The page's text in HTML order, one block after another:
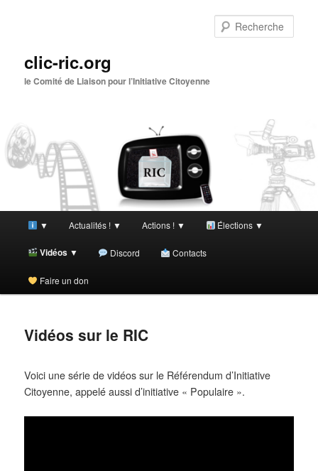
clic-ric.org
le Comité de Liaison pour l’Initiative Citoyenne
principal
▼ Actualités ! ▼ Actions ! ▼ Élections ▼
Vidéos ▼ Discord Contacts
Faire un don
Vidéos sur le RIC
Voici une série de vidéos sur le Référendum d’Initiative
Citoyenne, appelé aussi d’initiative « Populaire ».